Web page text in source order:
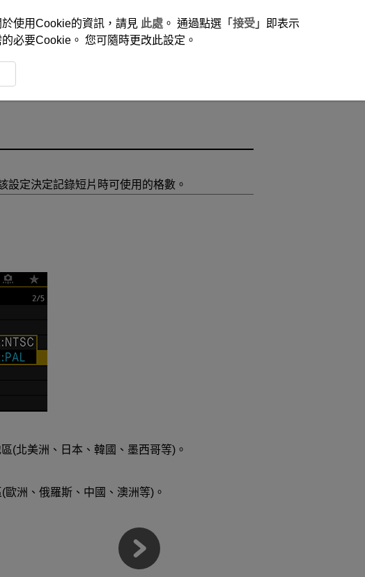
設定決定記錄短片時可使用的格數。
(北美洲、日本、韓國、墨西哥等)。
洲、俄羅斯、中國、澳洲等)。
使用Cookie的資訊，請見 此處 。 通過點選「 接受 」即表示
必要Cookie。 您可隨時更改此設定。